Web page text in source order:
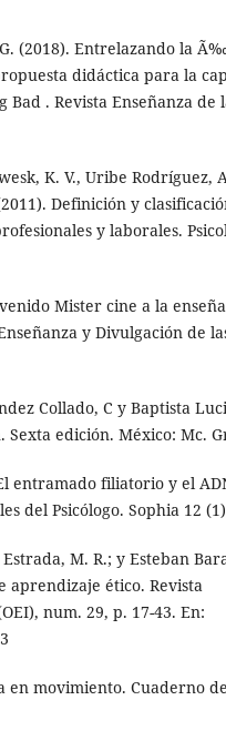
(2018). Entrelazando la
didáctica para la
. Revista Enseñanza de
K. V., Uribe Rodríguez,
Definición y
y laborales.
Mister cine a la
y Divulgación de
Collado, C y Baptista
Sexta edición. México: Mc.
entramado filiatorio y el
del Psicólogo. Sophia 12
M. R.; y Esteban
aprendizaje ético. Revista
num. 29, p. 17-43. En:
en movimiento. Cuaderno de